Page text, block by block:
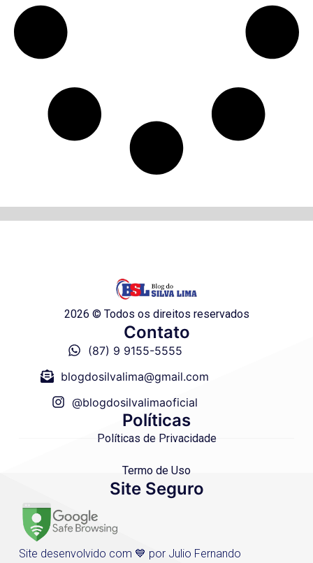
2026 © Todos os direitos reservados
Contato
(87) 9 9155-5555
blogdosilvalima@gmail.com
@blogdosilvalimaoficial
Políticas
Políticas de Privacidade
Termo de Uso
Site Seguro
Site desenvolvido com 💙 por Julio Fernando